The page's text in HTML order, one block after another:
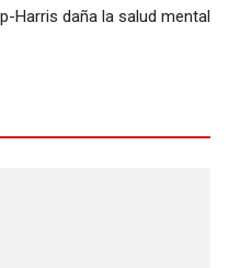
Harris daña la salud mental